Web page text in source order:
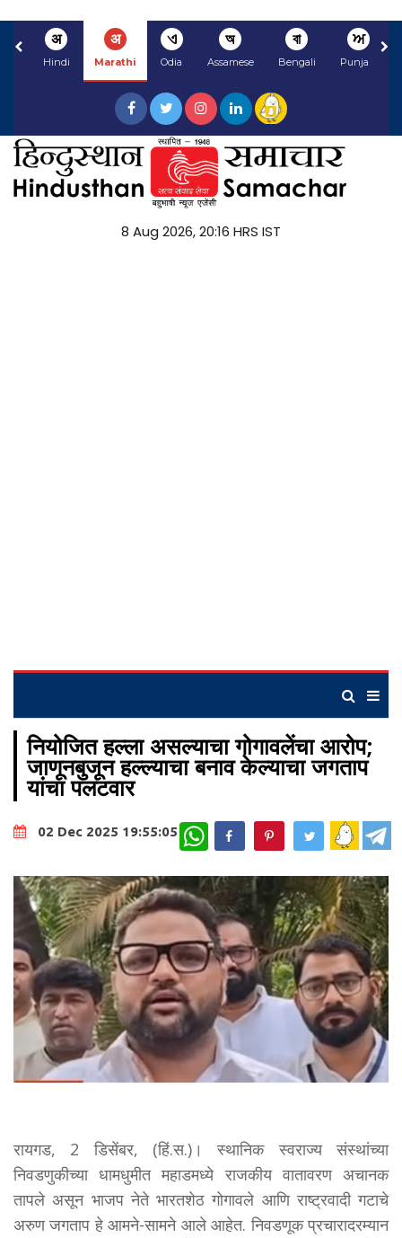
अ
Hindi
अ
Marathi
ଏ
Odia
অ
Assamese
বা
Bengali
ਅ
Punjabi
8 Aug 2026, 20:16 HRS IST
नियोजित हल्ला असल्याचा गोगावलेंचा आरोप;
जाणूनबुजून हल्ल्याचा बनाव केल्याचा जगताप
यांचा पलटवार
02 Dec 2025 19:55:05 WhatsApp
रायगड, 2 डिसेंबर, (हिं.स.)। स्थानिक स्वराज्य संस्थांच्या
निवडणुकीच्या धामधुमीत महाडमध्ये राजकीय वातावरण अचानक
तापले असून भाजप नेते भारतशेठ गोगावले आणि राष्ट्रवादी गटाचे
अरुण जगताप हे आमने-सामने आले आहेत. निवडणूक प्रचारादरम्यान